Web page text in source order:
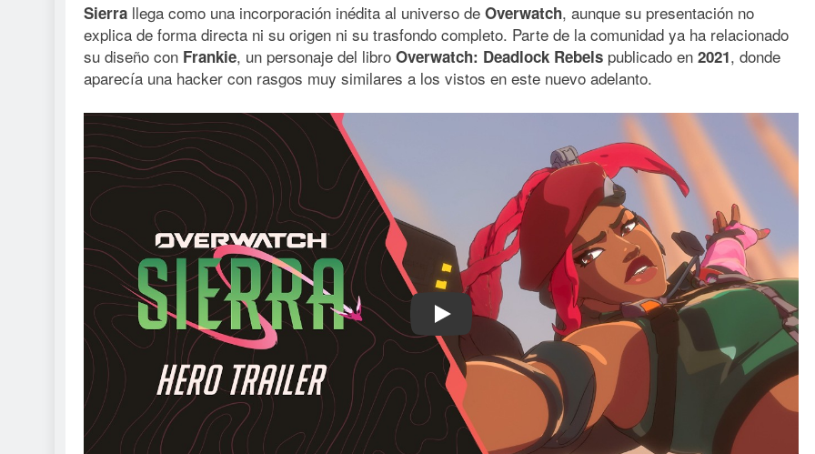
Sierra llega como una incorporación inédita al universo de Overwatch, aunque su presentación no
explica de forma directa ni su origen ni su trasfondo completo. Parte de la comunidad ya ha relacionado
su diseño con Frankie, un personaje del libro Overwatch: Deadlock Rebels publicado en 2021, donde
aparecía una hacker con rasgos muy similares a los vistos en este nuevo adelanto.
Play